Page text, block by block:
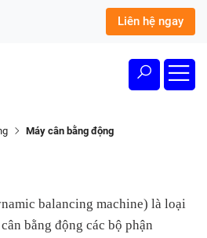
Liên hệ ngay
Máy cân bằng động
balancing machine) là loại
bằng động các bộ phận